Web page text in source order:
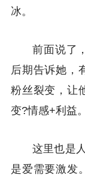
冰。
前面说了
后期告诉她，
粉丝裂变，让
变?情感+利益。
这里也是
是爱需要激发